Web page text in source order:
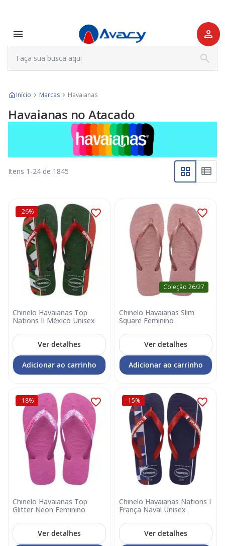
Início Marcas Havaianas
Havaianas no Atacado
Itens 1 -24 de 1845
-26%
Chinelo Havaianas Top
Nations II México Unisex
Ver detalhes
Adicionar ao carrinho
Coleção 26/27
Chinelo Havaianas Slim
Square Feminino
Ver detalhes
Adicionar ao carrinho
-18%
Chinelo Havaianas Top
Glitter Neon Feminino
Ver detalhes
-15%
Chinelo Havaianas Nations I
França Naval Unisex
Ver detalhes